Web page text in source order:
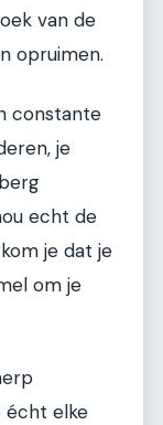
van de
opruimen.
constante
je
echt de
je dat je
om je
écht elke